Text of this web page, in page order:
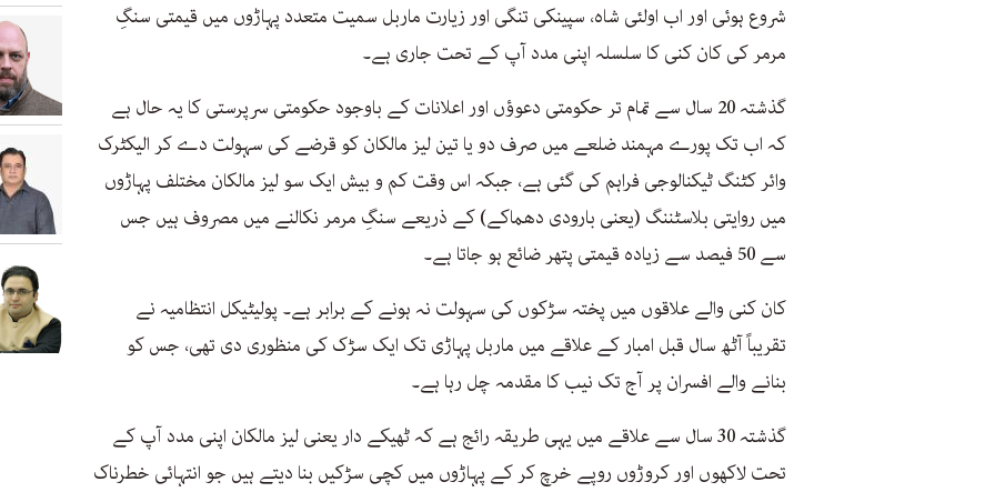
شروع ہوئی اور اب اولئی شاہ، سپینکی تنگی اور زیارت ماربل سمیت متعدد پہاڑوں میں قیمتی سنگِ
مرمر کی کان کنی کا سلسلہ اپنی مدد آپ کے تحت جاری ہے۔
گذشتہ 20 سال سے تمام تر حکومتی دعوؤں اور اعلانات کے باوجود حکومتی سرپرستی کا یہ حال ہے
کہ اب تک پورے مہمند ضلعے میں صرف دو یا تین لیز مالکان کو قرضے کی سہولت دے کر الیکٹرک
وائر کٹنگ ٹیکنالوجی فراہم کی گئی ہے، جبکہ اس وقت کم و بیش ایک سو لیز مالکان مختلف پہاڑوں
میں روایتی بلاسٹننگ (یعنی بارودی دھماکے) کے ذریعے سنگِ مرمر نکالنے میں مصروف ہیں جس
سے 50 فیصد سے زیادہ قیمتی پتھر ضائع ہو جاتا ہے۔
کان کنی والے علاقوں میں پختہ سڑکوں کی سہولت نہ ہونے کے برابر ہے۔ پولیٹیکل انتظامیہ نے
تقریباً آٹھ سال قبل امبار کے علاقے میں ماربل پہاڑی تک ایک سڑک کی منظوری دی تھی، جس کو
بنانے والے افسران پر آج تک نیب کا مقدمہ چل رہا ہے۔
گذشتہ 30 سال سے علاقے میں یہی طریقہ رائج ہے کہ ٹھیکے دار یعنی لیز مالکان اپنی مدد آپ کے
تحت لاکھوں اور کروڑوں روپے خرچ کر کے پہاڑوں میں کچی سڑکیں بنا دیتے ہیں جو انتہائی خطرناک